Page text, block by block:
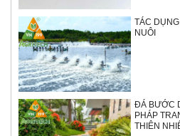
TÁC
NUÔI
ĐÁ BƯỚC
PHÁP
THIÊN